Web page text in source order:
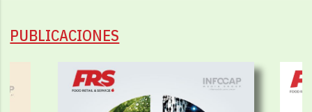
PUBLICACIONES